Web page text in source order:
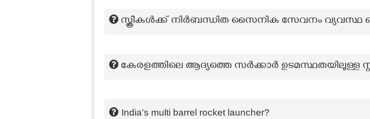
സ്ത്രീകൾക്ക് നിർബന്ധിത സൈനിക സേവനം വ്യവസ്ഥ
കേരളത്തിലെ ആദ്യത്തെ സർക്കാർ ഉടമസ്ഥതയിലുള്ള
India's multi barrel rocket launcher?